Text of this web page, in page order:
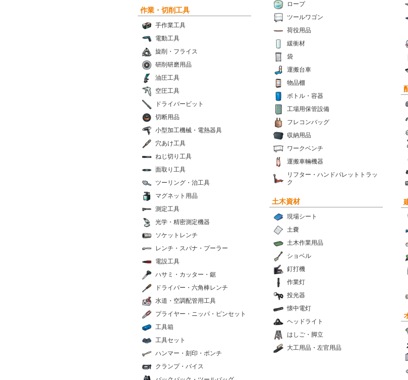
ロープ
ツールワゴン
荷役用品
緩衝材
袋
運搬台車
物品棚
ボトル・容器
工場用保管設備
フレコンバッグ
収納用品
ワークベンチ
運搬車輛機器
リフター・ハンドパレットトラッ
ク
作業・切削工具
手作業工具
電動工具
旋削・フライス
研削研磨用品
油圧工具
空圧工具
ドライバービット
切断用品
小型加工機械・電熱器具
穴あけ工具
ねじ切り工具
面取り工具
ツーリング・治工具
マグネット用品
測定工具
光学・精密測定機器
ソケットレンチ
レンチ・スパナ・プーラー
電設工具
ハサミ・カッター・鋸
ドライバー・六角棒レンチ
水道・空調配管用工具
プライヤー・ニッパ・ピンセット
工具箱
工具セット
ハンマー・刻印・ポンチ
クランプ・バイス
土木資材
現場シート
土嚢
土木作業用品
ショベル
釘打機
作業灯
投光器
懐中電灯
ヘッドライト
はしご・脚立
大工用品・左官用品